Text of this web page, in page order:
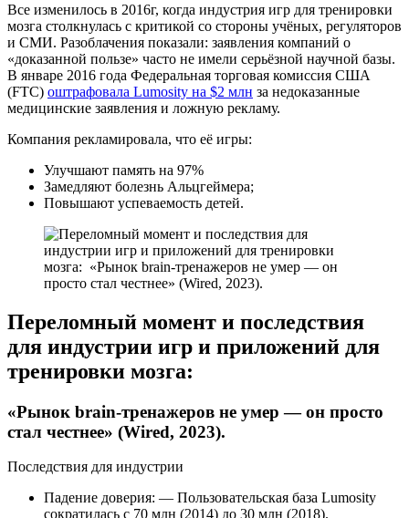
Все изменилось в 2016г, когда индустрия игр для тренировки
мозга столкнулась с критикой со стороны учёных, регуляторов
и СМИ. Разоблачения показали: заявления компаний о
«доказанной пользе» часто не имели серьёзной научной базы.
В январе 2016 года Федеральная торговая комиссия США
(FTC) оштрафовала Lumosity на $2 млн за недоказанные
медицинские заявления и ложную рекламу.
Компания рекламировала, что её игры:
Улучшают память на 97%
Замедляют болезнь Альцгеймера;
Повышают успеваемость детей.
Переломный момент и последствия
для индустрии игр и приложений для
тренировки мозга:
«Рынок brain-тренажеров не умер — он просто
стал честнее» (Wired, 2023).
Последствия для индустрии
Падение доверия: — Пользовательская база Lumosity
сократилась с 70 млн (2014) до 30 млн (2018).